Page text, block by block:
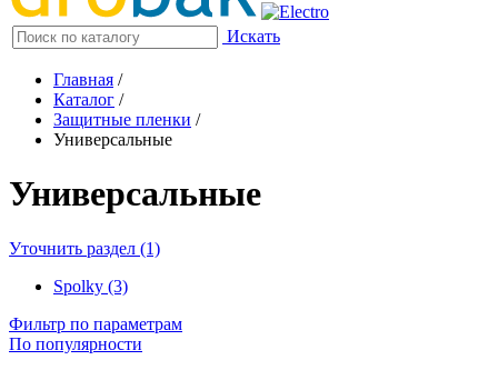
Искать
Главная /
Каталог /
Защитные пленки /
Универсальные
Универсальные
Уточнить раздел (1)
Spolky (3)
Фильтр по параметрам
По популярности